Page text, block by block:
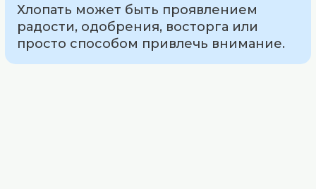
Хлопать может быть проявлением
радости, одобрения, восторга или
просто способом привлечь внимание.